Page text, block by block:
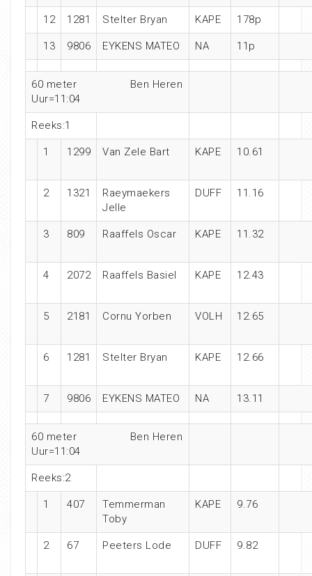
12 1281 Stelter Bryan KAPE 178p
13 9806 EYKENS MATEO NA 11p
60 meter Ben Heren
Uur=11:04
Reeks:1
1 1299 Van Zele Bart KAPE 10.61
2 1321
Raeymaekers
Jelle
DUFF 11.16
3 809 Raaffels Oscar KAPE 11.32
4 2072 Raaffels Basiel KAPE 12.43
5 2181 Cornu Yorben VOLH 12.65
6 1281 Stelter Bryan KAPE 12.66
7 9806 EYKENS MATEO NA 13.11
60 meter Ben Heren
Uur=11:04
Reeks:2
1 407
Temmerman
Toby
KAPE 9.76
2 67 Peeters Lode DUFF 9.82